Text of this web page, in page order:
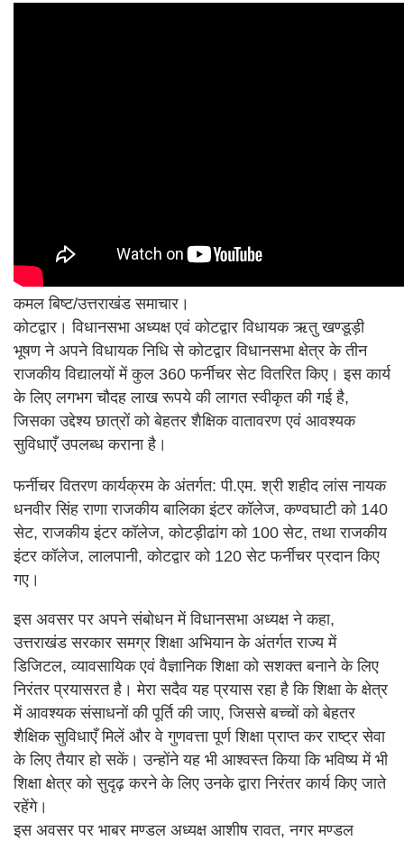
कमल बिष्ट/उत्तराखंड समाचार।
कोटद्वार। विधानसभा अध्यक्ष एवं कोटद्वार विधायक ऋतु खण्डूड़ी
भूषण ने अपने विधायक निधि से कोटद्वार विधानसभा क्षेत्र के तीन
राजकीय विद्यालयों में कुल 360 फर्नीचर सेट वितरित किए। इस कार्य
के लिए लगभग चौदह लाख रूपये की लागत स्वीकृत की गई है,
जिसका उद्देश्य छात्रों को बेहतर शैक्षिक वातावरण एवं आवश्यक
सुविधाएँ उपलब्ध कराना है।
फर्नीचर वितरण कार्यक्रम के अंतर्गत: पी.एम. श्री शहीद लांस नायक
धनवीर सिंह राणा राजकीय बालिका इंटर कॉलेज, कण्वघाटी को 140
सेट, राजकीय इंटर कॉलेज, कोटड़ीढांग को 100 सेट, तथा राजकीय
इंटर कॉलेज, लालपानी, कोटद्वार को 120 सेट फर्नीचर प्रदान किए
गए।
इस अवसर पर अपने संबोधन में विधानसभा अध्यक्ष ने कहा,
उत्तराखंड सरकार समग्र शिक्षा अभियान के अंतर्गत राज्य में
डिजिटल, व्यावसायिक एवं वैज्ञानिक शिक्षा को सशक्त बनाने के लिए
निरंतर प्रयासरत है। मेरा सदैव यह प्रयास रहा है कि शिक्षा के क्षेत्र
में आवश्यक संसाधनों की पूर्ति की जाए, जिससे बच्चों को बेहतर
शैक्षिक सुविधाएँ मिलें और वे गुणवत्ता पूर्ण शिक्षा प्राप्त कर राष्ट्र सेवा
के लिए तैयार हो सकें। उन्होंने यह भी आश्वस्त किया कि भविष्य में भी
शिक्षा क्षेत्र को सुदृढ़ करने के लिए उनके द्वारा निरंतर कार्य किए जाते
रहेंगे।
इस अवसर पर भाबर मण्डल अध्यक्ष आशीष रावत, नगर मण्डल